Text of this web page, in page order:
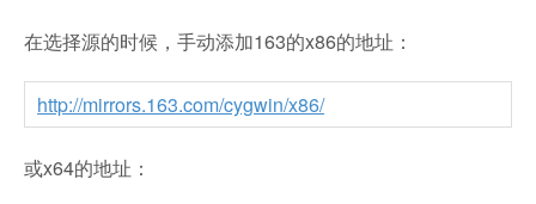
在选择源的时候，手动添加163的x86的地址：
http://mirrors.163.com/cygwin/x86/
或x64的地址：